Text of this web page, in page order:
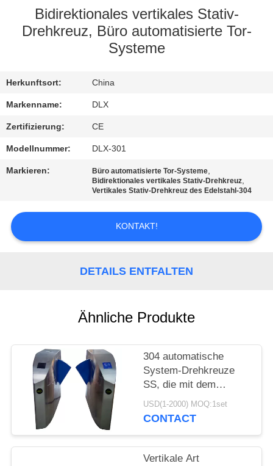
QUALITÄTSKONTROLLE
SIE
MIT
UNS
IN
VERBINDUNG
FORDERN
SITEMAP
PRIVACY
POLICY
Bidirektionales vertikales Stativ-
Drehkreuz, Büro automatisierte Tor-
Systeme
Herkunftsort: China
Markenname: DLX
Zertifizierung: CE
Modellnummer: DLX-301
Markieren: Büro automatisierte Tor-Systeme,
Bidirektionales vertikales Stativ-Drehkreuz,
Vertikales Stativ-Drehkreuz des Edelstahl-304
KONTAKT!
DETAILS ENTFALTEN
Ähnliche Produkte
304 automatische
System-Drehkreuze
SS, die mit dem
polieren
USD(1-2000) MOQ:1set
CONTACT
Vertikale Art